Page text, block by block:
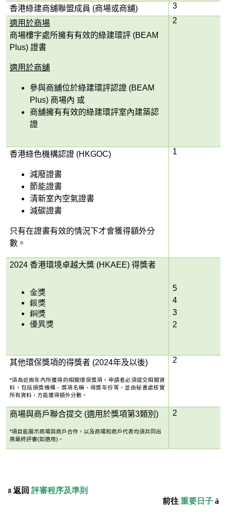
香港綠建商舖聯盟成員 (商場或商舖)
3
適用於商場
商場樓宇處所擁有有效的綠建環評 (BEAM
Plus)證書
適用於商舖
參與商舖位於綠建環評認證 (BEAM
Plus) 商場內 或
商舖擁有有效的綠建環評室內建築認
證
2
香港綠色機構認證 (HKGOC)
減廢證書
節能證書
清新室內空氣證書
減碳證書
只有在證書有效的情況下才會獲得額外分
數。
1
2024香港環境卓越大獎 (HKAEE)得獎者
金獎
銀獎
銅獎
優異獎
5
4
3
2
其他環保獎項的得獎者 (2024年及以後)
*須為近兩年內所獲得的相關環保獎項。申請者必須提交相關資
料，包括頒獎機構、獎項名稱、得獎年份等。並由秘書處核實
所有資料，方能獲得額外分數。
2
商場與商戶聯合提交 (適用於獎項第3類別)
*項目能展示商場與商戶合作，以及商場和商戶代表均須共同出
席最終評審(如適用) 。
2
ß 返回 評審程序及準則
前往 重要日子 à